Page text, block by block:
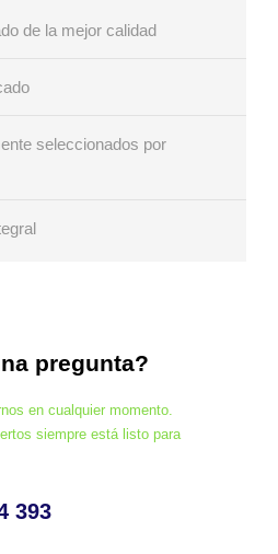
de la mejor calidad
seleccionados por
pregunta?
en cualquier momento.
siempre está listo para
393